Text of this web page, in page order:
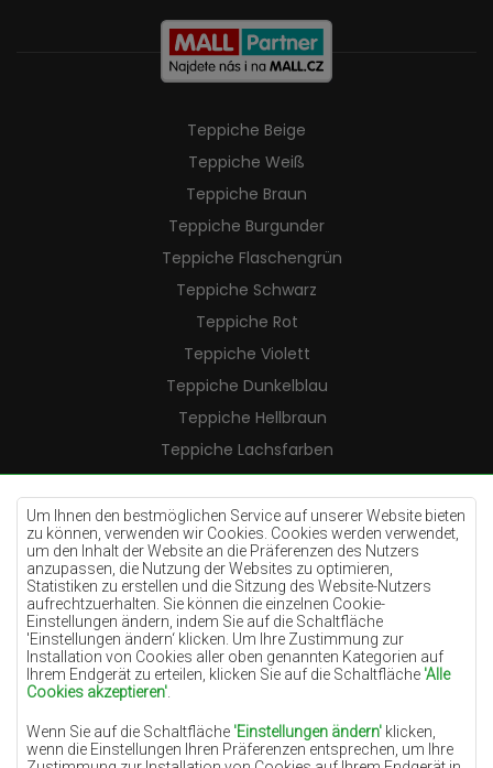
Um Ihnen den bestmöglichen Service auf unserer Website bieten
zu können, verwenden wir Cookies. Cookies werden verwendet,
um den Inhalt der Website an die Präferenzen des Nutzers
anzupassen, die Nutzung der Websites zu optimieren,
Statistiken zu erstellen und die Sitzung des Website-Nutzers
aufrechtzuerhalten. Sie können die einzelnen Cookie-
Einstellungen ändern, indem Sie auf die Schaltfläche
'Einstellungen ändern‘ klicken. Um Ihre Zustimmung zur
Installation von Cookies aller oben genannten Kategorien auf
Ihrem Endgerät zu erteilen, klicken Sie auf die Schaltfläche 'Alle
Cookies akzeptieren'
Wenn Sie auf die Schaltfläche 'Einstellungen ändern' klicken,
wenn die Einstellungen Ihren Präferenzen entsprechen, um Ihre
Teppiche Beige
Teppiche Weiß
Teppiche Braun
Teppiche Burgunder
Teppiche Flaschengrün
Teppiche Schwarz
Teppiche Rot
Teppiche Violett
Teppiche Dunkelblau
Teppiche Hellbraun
Teppiche Lachsfarben
Teppiche Cremefarben
Teppiche Lilac
Teppiche Gelb
Teppiche Pfefferminz
Teppiche Blau
Teppiche Orange
Teppiche Rosa
Teppiche Terrakotte